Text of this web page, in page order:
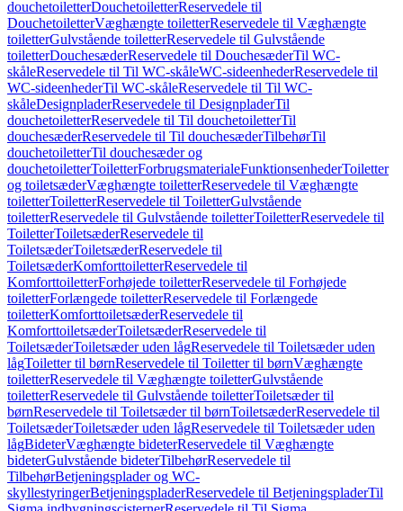
douchetoiletterDouchetoiletterReservedele til
DouchetoiletterVæghængte toiletterReservedele til Væghængte
toiletterGulvstående toiletterReservedele til Gulvstående
toiletterDouchesæderReservedele til DouchesæderTil WC-
skåleReservedele til Til WC-skåleWC-sideenhederReservedele til
WC-sideenhederTil WC-skåleReservedele til Til WC-
skåleDesignpladerReservedele til DesignpladerTil
douchetoiletterReservedele til Til douchetoiletterTil
douchesæderReservedele til Til douchesæderTilbehørTil
douchetoiletterTil douchesæder og
douchetoiletterToiletterForbrugsmaterialeFunktionsenhederToiletter
og toiletsæderVæghængte toiletterReservedele til Væghængte
toiletterToiletterReservedele til ToiletterGulvstående
toiletterReservedele til Gulvstående toiletterToiletterReservedele til
ToiletterToiletsæderReservedele til
ToiletsæderToiletsæderReservedele til
ToiletsæderKomforttoiletterReservedele til
KomforttoiletterForhøjede toiletterReservedele til Forhøjede
toiletterForlængede toiletterReservedele til Forlængede
toiletterKomforttoiletsæderReservedele til
KomforttoiletsæderToiletsæderReservedele til
ToiletsæderToiletsæder uden lågReservedele til Toiletsæder uden
lågToiletter til børnReservedele til Toiletter til børnVæghængte
toiletterReservedele til Væghængte toiletterGulvstående
toiletterReservedele til Gulvstående toiletterToiletsæder til
børnReservedele til Toiletsæder til børnToiletsæderReservedele til
ToiletsæderToiletsæder uden lågReservedele til Toiletsæder uden
lågBideterVæghængte bideterReservedele til Væghængte
bideterGulvstående bideterTilbehørReservedele til
TilbehørBetjeningsplader og WC-
skyllestyringerBetjeningspladerReservedele til BetjeningspladerTil